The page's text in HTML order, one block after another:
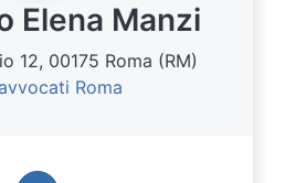
Elena Manzi
12, 00175 Roma (RM)
Roma